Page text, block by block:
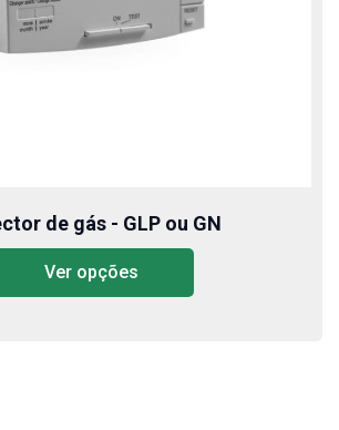
de gás - GLP ou GN
Ver opções